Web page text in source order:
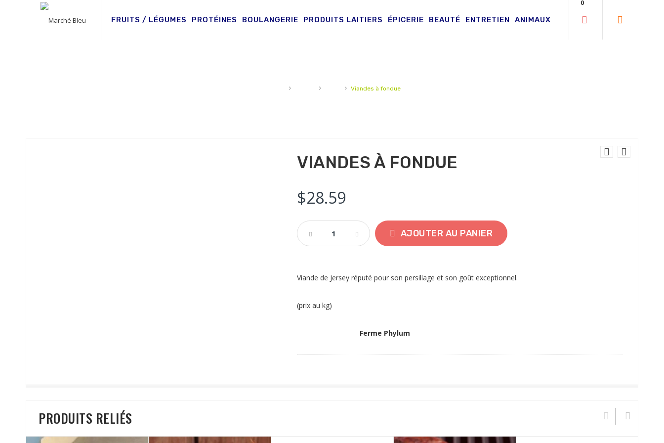
FRUITS / LÉGUMES PROTÉINES BOULANGERIE PRODUITS LAITIERS ÉPICERIE BEAUTÉ ENTRETIEN ANIMAUX
0
› › › Viandes à fondue
VIANDES À FONDUE
$28.59
AJOUTER AU PANIER
Viande de Jersey réputé pour son persillage et son goût exceptionnel.
(prix au kg)
Ferme Phylum
PRODUITS RELIÉS